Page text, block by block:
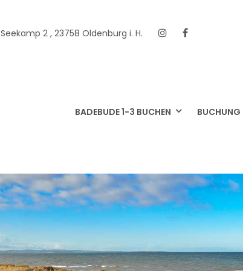
Seekamp 2 , 23758 Oldenburg i. H. Instagram
FERIENHAUS
BADEBUDE 1-3 BUCHEN BUCHUNG